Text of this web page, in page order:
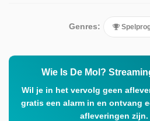
editie wordt gepresenteerd door
Genres:
Wie Is De Mol?
Wil je in het vervolg geen
gratis een alarm in en ontvang
afleveringen zijn.